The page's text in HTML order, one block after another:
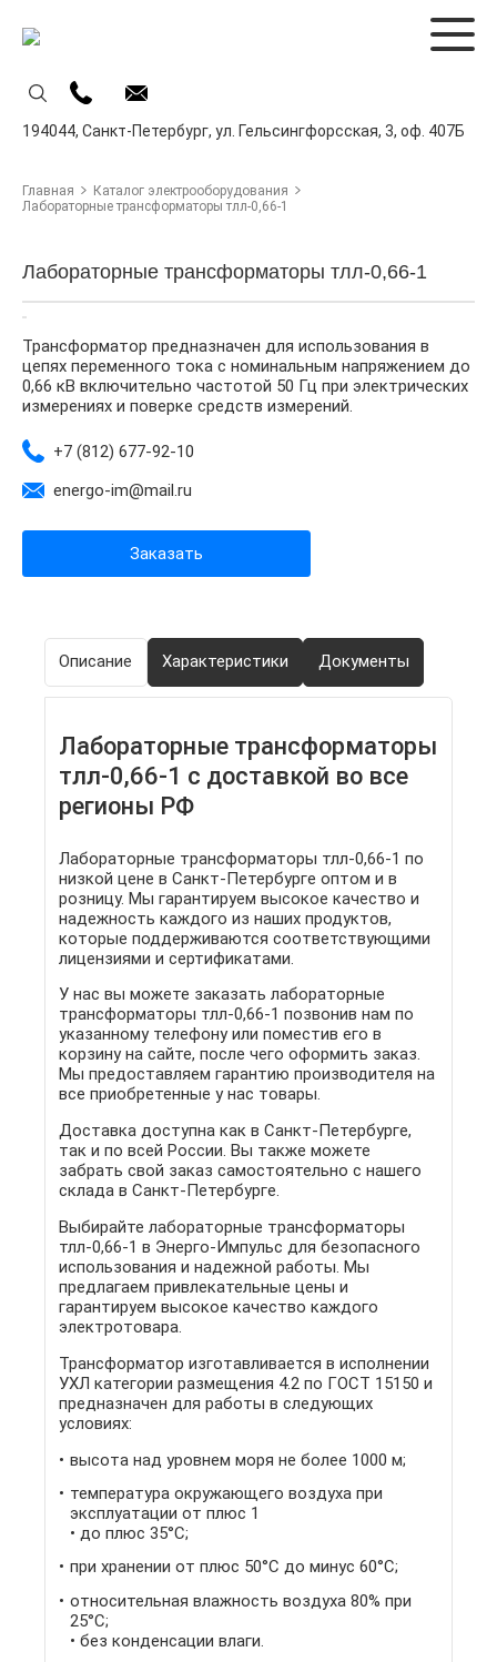
194044, Санкт-Петербург, ул. Гельсингфорсская, 3, оф. 407Б
Главная
Каталог электрооборудования
Лабораторные трансформаторы тлл-0,66-1
Лабораторные трансформаторы тлл-0,66-1
Трансформатор предназначен для использования в
цепях переменного тока с номинальным напряжением до
0,66 кВ включительно частотой 50 Гц при электрических
измерениях и поверке средств измерений.
+7 (812) 677-92-10
energo-im@mail.ru
Заказать
Описание Характеристики Документы
Лабораторные трансформаторы
тлл-0,66-1 с доставкой во все
регионы РФ
Лабораторные трансформаторы тлл-0,66-1 по
низкой цене в Санкт-Петербурге оптом и в
розницу. Мы гарантируем высокое качество и
надежность каждого из наших продуктов,
которые поддерживаются соответствующими
лицензиями и сертификатами.
У нас вы можете заказать лабораторные
трансформаторы тлл-0,66-1 позвонив нам по
указанному телефону или поместив его в
корзину на сайте, после чего оформить заказ.
Мы предоставляем гарантию производителя на
все приобретенные у нас товары.
Доставка доступна как в Санкт-Петербурге,
так и по всей России. Вы также можете
забрать свой заказ самостоятельно с нашего
склада в Санкт-Петербурге.
Выбирайте лабораторные трансформаторы
тлл-0,66-1 в Энерго-Импульс для безопасного
использования и надежной работы. Мы
предлагаем привлекательные цены и
гарантируем высокое качество каждого
электротовара.
Трансформатор изготавливается в исполнении
УХЛ категории размещения 4.2 по ГОСТ 15150 и
предназначен для работы в следующих
условиях:
высота над уровнем моря не более 1000 м;
температура окружающего воздуха при
эксплуатации от плюс 1
до плюс 35°С;
при хранении от плюс 50°С до минус 60°С;
относительная влажность воздуха 80% при
25°С;
без конденсации влаги.